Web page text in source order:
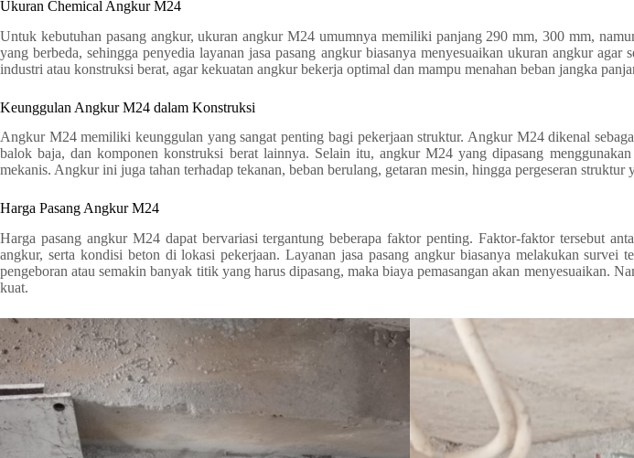
Ukuran Chemical Angkur M24
Untuk kebutuhan pasang angkur, ukuran angkur M24 umumnya memiliki panjang 290 mm, 300 mm,
yang berbeda, sehingga penyedia layanan jasa pasang angkur biasanya menyesuaikan ukuran angkur
industri atau konstruksi berat, agar kekuatan angkur bekerja optimal dan mampu menahan beban jangka
Keunggulan Angkur M24 dalam Konstruksi
Angkur M24 memiliki keunggulan yang sangat penting bagi pekerjaan struktur. Angkur M24 dikenal
balok baja, dan komponen konstruksi berat lainnya. Selain itu, angkur M24 yang dipasang
mekanis. Angkur ini juga tahan terhadap tekanan, beban berulang, getaran mesin, hingga pergeseran struktur
Harga Pasang Angkur M24
Harga pasang angkur M24 dapat bervariasi tergantung beberapa faktor penting. Faktor-faktor tersebut
angkur, serta kondisi beton di lokasi pekerjaan. Layanan jasa pasang angkur biasanya melakukan
pengeboran atau semakin banyak titik yang harus dipasang, maka biaya pemasangan akan menyesuaikan.
kuat.